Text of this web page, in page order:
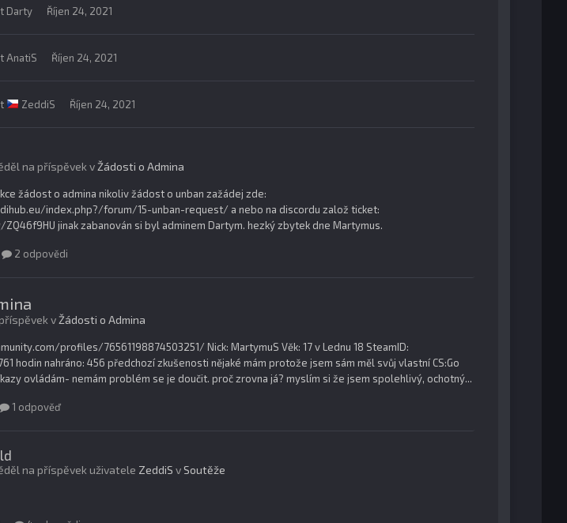
Darty Říjen 24, 2021
AnatiS Říjen 24, 2021
ZeddiS Říjen 24, 2021
na příspěvek vŽádosti o Admina
žádost o admina nikoliv žádost o unban zažádej zde:
index.php?/forum/15-unban-request/ a nebo na discordu založ ticket:
jinak zabanován si byl adminem Dartym. hezký zbytek dne Martymus.
2 odpovědi
vŽádosti o Admina
profiles/76561198874503251/ Nick: MartymuS Věk: 17 v Lednu 18 SteamID:
hodin nahráno: 456 předchozí zkušenosti nějaké mám protože jsem sám měl svůj vlastní CS:Go
ovládám- nemám problém se je doučit. proč zrovna já? myslím si že jsem spolehlivý, ochotný...
1 odpověď
na příspěvek uživatele ZeddiS vSoutěže